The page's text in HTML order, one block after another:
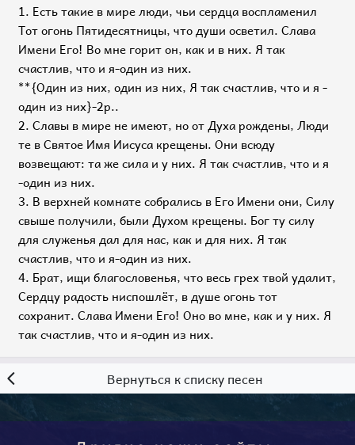
1. Есть такие в мире люди, чьи сердца воспламенил
Тот огонь Пятидесятницы, что души осветил. Слава
Имени Его! Во мне горит он, как и в них. Я так
счастлив, что и я-один из них.
**{Один из них, один из них, Я так счастлив, что и я -
один из них}-2p..
2. Славы в мире не имеют, но от Духа рождены, Люди
те в Святое Имя Иисуса крещены. Они всюду
возвещают: та же сила и у них. Я так счастлив, что и я
-один из них.
3. В верхней комнате собрались в Его Имени они, Силу
свыше получили, были Духом крещены. Бог ту силу
для служенья дал для нас, как и для них. Я так
счастлив, что и я-один из них.
4. Брат, ищи благословенья, что весь грех твой удалит,
Сердцу радость ниспошлёт, в душе огонь тот
сохранит. Слава Имени Его! Оно во мне, как и у них. Я
так счастлив, что и я-один из них.
Вернуться к списку песен